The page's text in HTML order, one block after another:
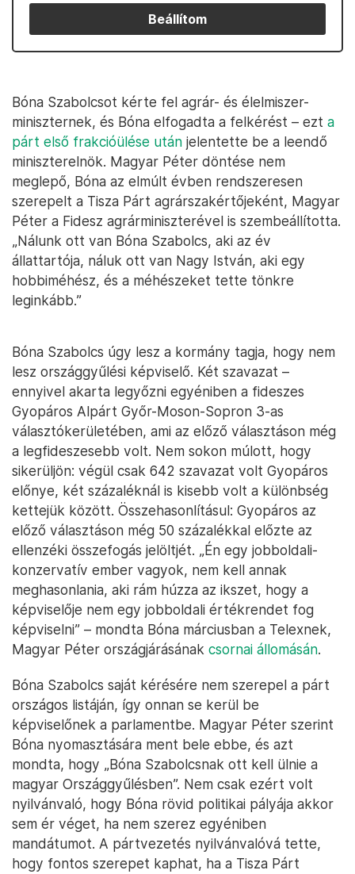
Beállítom
Bóna Szabolcsot kérte fel agrár- és élelmiszer-
miniszternek, és Bóna elfogadta a felkérést – ezt a
párt első frakcióülése után jelentette be a leendő
miniszterelnök. Magyar Péter döntése nem
meglepő, Bóna az elmúlt évben rendszeresen
szerepelt a Tisza Párt agrárszakértőjeként, Magyar
Péter a Fidesz agrárminiszterével is szembeállította.
„Nálunk ott van Bóna Szabolcs, aki az év
állattartója, náluk ott van Nagy István, aki egy
hobbiméhész, és a méhészeket tette tönkre
leginkább.”
Bóna Szabolcs úgy lesz a kormány tagja, hogy nem
lesz országgyűlési képviselő. Két szavazat –
ennyivel akarta legyőzni egyéniben a fideszes
Gyopáros Alpárt Győr-Moson-Sopron 3-as
választókerületében, ami az előző választáson még
a legfideszesebb volt. Nem sokon múlott, hogy
sikerüljön: végül csak 642 szavazat volt Gyopáros
előnye, két százaléknál is kisebb volt a különbség
kettejük között. Összehasonlításul: Gyopáros az
előző választáson még 50 százalékkal előzte az
ellenzéki összefogás jelöltjét. „Én egy jobboldali-
konzervatív ember vagyok, nem kell annak
meghasonlania, aki rám húzza az ikszet, hogy a
képviselője nem egy jobboldali értékrendet fog
képviselni” – mondta Bóna márciusban a Telexnek,
Magyar Péter országjárásának csornai állomásán.
Bóna Szabolcs saját kérésére nem szerepel a párt
országos listáján, így onnan se kerül be
képviselőnek a parlamentbe. Magyar Péter szerint
Bóna nyomasztására ment bele ebbe, és azt
mondta, hogy „Bóna Szabolcsnak ott kell ülnie a
magyar Országgyűlésben”. Nem csak ezért volt
nyilvánvaló, hogy Bóna rövid politikai pályája akkor
sem ér véget, ha nem szerez egyéniben
mandátumot. A pártvezetés nyilvánvalóvá tette,
hogy fontos szerepet kaphat, ha a Tisza Párt